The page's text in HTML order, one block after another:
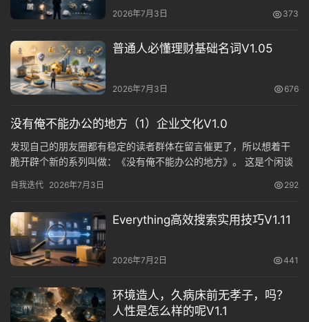
俺
们
代
付
服
务
社
区
2026年7月3日 373
普通人必懂理财基础名词V1.05
2026年7月3日 676
没有俺不能办公的地方（1）企业文化V1.0
发现自己的朋友圈都有稳定的读者群体在留言催更了，所以想着干
脆开辟个新的系列叫做：《没有俺不能办公的地方》。 这是个闲谈
晚上员工下班了只有俺看店，所以到达场地之后总是背着双肩包带
自然，留下他们一众人风中凌乱，感情你来这里是上班的是吧？哈
哈哈哈………
自我迭代 2026年7月3日 292
Everything高效搜索实用技巧V1.11
2026年7月2日 441
环境造人，久病床前无孝子，吗？
人性是怎么样的呢V1.1